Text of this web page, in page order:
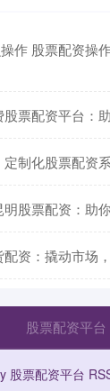
作 股票配资操
票配资平台：
制化股票配资
股票配资：助
资：撬动市场
股票配资平台
股票配资平台